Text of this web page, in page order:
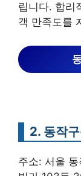
립니다. 합리
객 만족도를
2. 동작
주소: 서울